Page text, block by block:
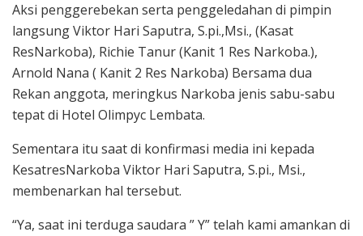
Aksi penggerebekan serta penggeledahan di pimpin
langsung Viktor Hari Saputra, S.pi.,Msi., (Kasat
ResNarkoba), Richie Tanur (Kanit 1 Res Narkoba.),
Arnold Nana ( Kanit 2 Res Narkoba) Bersama dua
Rekan anggota, meringkus Narkoba jenis sabu-sabu
tepat di Hotel Olimpyc Lembata.
Sementara itu saat di konfirmasi media ini kepada
KesatresNarkoba Viktor Hari Saputra, S.pi., Msi.,
membenarkan hal tersebut.
“Ya, saat ini terduga saudara ” Y” telah kami amankan di